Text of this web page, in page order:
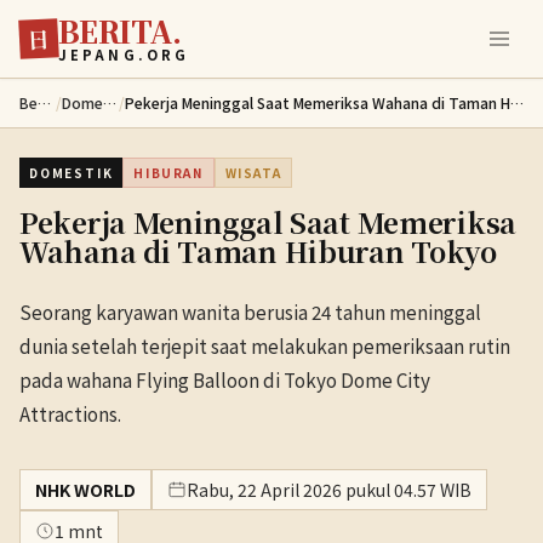
Lewati ke konten utama
日 BERITA.
JEPANG.ORG
Berita / Domestik / Pekerja Meninggal Saat Memeriksa Wahana di Taman Hiburan Tokyo
DOMESTIK HIBURAN WISATA
Pekerja Meninggal Saat Memeriksa
Wahana di Taman Hiburan Tokyo
Seorang karyawan wanita berusia 24 tahun meninggal
dunia setelah terjepit saat melakukan pemeriksaan rutin
pada wahana Flying Balloon di Tokyo Dome City
Attractions.
NHK WORLD
Rabu, 22 April 2026 pukul 04.57 WIB
1 mnt